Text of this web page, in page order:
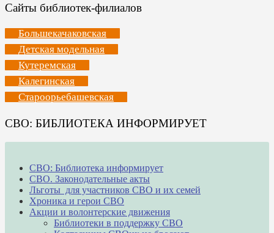
Сайты библиотек-филиалов
Большекачаковская
Детская модельная
Кутеремская
Калегинская
Староорьебашевская
СВО: БИБЛИОТЕКА ИНФОРМИРУЕТ
СВО: Библиотека информирует
СВО. Законодательные акты
Льготы для участников СВО и их семей
Хроника и герои СВО
Акции и волонтерские движения
Библиотеки в поддержку СВО